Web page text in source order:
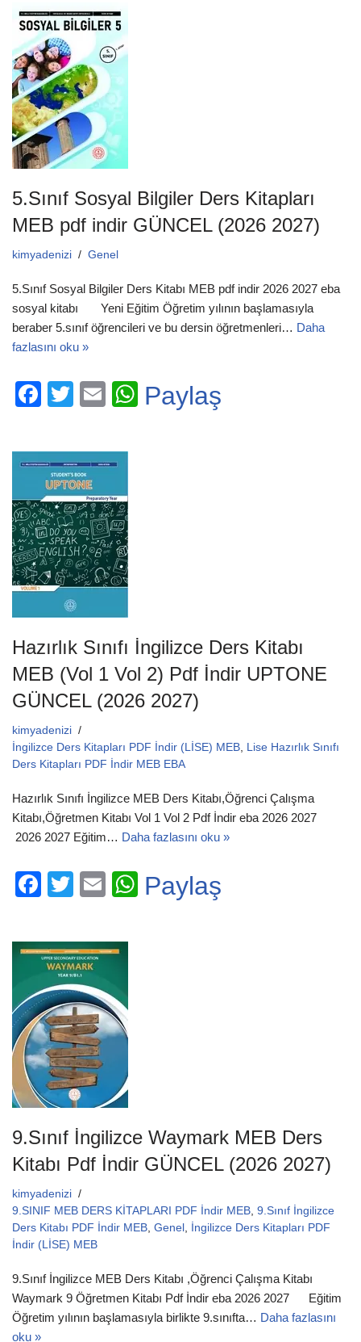
e
b
o
o
k
er
5.Sınıf Sosyal Bilgiler Ders Kitapları
MEB pdf indir GÜNCEL (2026 2027)
kimyadenizi Genel
5.Sınıf Sosyal Bilgiler Ders Kitabı MEB pdf indir 2026 2027 eba
sosyal kitabı Yeni Eğitim Öğretim yılının başlamasıyla
beraber 5.sınıf öğrencileri ve bu dersin öğretmenleri… Daha
fazlasını oku »
F
c
e
b
o
o
k
T
tt
er
E
ail
W
Paylaş
Hazırlık Sınıfı İngilizce Ders Kitabı
MEB (Vol 1 Vol 2) Pdf İndir UPTONE
GÜNCEL (2026 2027)
kimyadenizi
İngilizce Ders Kitapları PDF İndir (LİSE) MEB
Lise Hazırlık Sınıfı
Ders Kitapları PDF İndir MEB EBA
Hazırlık Sınıfı İngilizce MEB Ders Kitabı,Öğrenci Çalışma
Kitabı,Öğretmen Kitabı Vol 1 Vol 2 Pdf İndir eba 2026 2027
2026 2027 Eğitim… Daha fazlasını oku »
F
c
e
b
o
o
k
T
tt
er
E
ail
W
Paylaş
9.Sınıf İngilizce Waymark MEB Ders
Kitabı Pdf İndir GÜNCEL (2026 2027)
kimyadenizi
9.SINIF MEB DERS KİTAPLARI PDF İndir MEB 9.Sınıf İngilizce
Ders Kitabı PDF İndir MEB Genel
İngilizce Ders Kitapları PDF
İndir (LİSE) MEB
9.Sınıf İngilizce MEB Ders Kitabı ,Öğrenci Çalışma Kitabı
Waymark 9 Öğretmen Kitabı Pdf İndir eba 2026 2027 Eğitim
Öğretim yılının başlamasıyla birlikte 9.sınıfta… Daha fazlasını
oku »